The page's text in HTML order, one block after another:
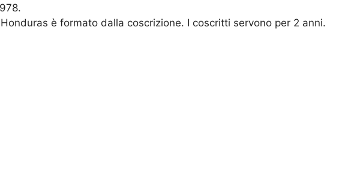
Honduras è formato dalla coscrizione. I coscritti servono per 2 anni.